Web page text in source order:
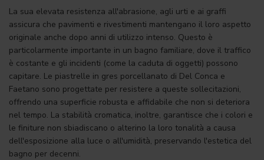
La sua elevata resistenza all'abrasione, agli urti e ai graffi
assicura che pavimenti e rivestimenti mantengano il loro aspetto
originale anche dopo anni di utilizzo intenso. Questo è
particolarmente importante in un bagno familiare, dove il traffico
è costante e gli incidenti (come la caduta di oggetti) possono
capitare. Le piastrelle in gres porcellanato di Del Conca e
Faetano sono progettate per resistere a queste sollecitazioni,
offrendo una superficie robusta e affidabile che non si deteriora
nel tempo. La stabilità cromatica, inoltre, garantisce che i colori e
le finiture non sbiadiscano o alterino la loro tonalità a causa
dell'esposizione alla luce o all'umidità, preservando l'estetica del
bagno per decenni.